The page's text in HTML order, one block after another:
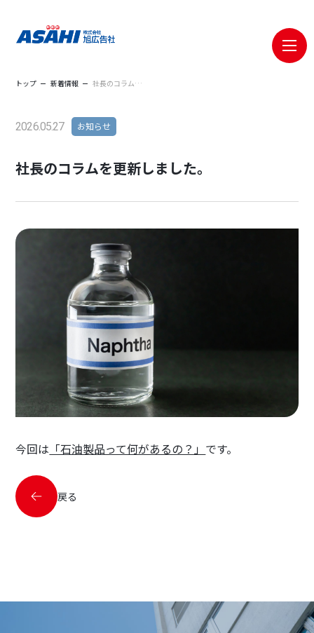
メニ
トップ 新着情報 社長のコラムを更新しました。
戻る
2026.05.27 お知らせ
社長のコラムを更新しました。
今回は 「石油製品って何があるの？」 です。